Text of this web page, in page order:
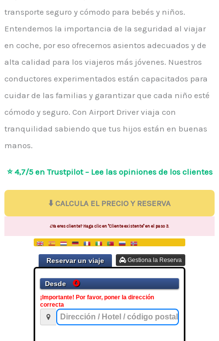
transporte seguro y cómodo para bebés y niños.
Entendemos la importancia de la seguridad al viajar
en coche, por eso ofrecemos asientos adecuados y de
alta calidad para los viajeros más jóvenes. Nuestros
conductores experimentados están capacitados para
cuidar de las familias y garantizar que cada niño esté
cómodo y seguro. Con Airport Driver viaja con
tranquilidad sabiendo que tus hijos están en buenas
manos.
⭐ 4,7/5 en Trustpilot – Lee las opiniones de los clientes
⬇️ CALCULA EL PRECIO Y RESERVA
¿Ya eres cliente? Haga clic en "Cliente existente" en el paso 3.